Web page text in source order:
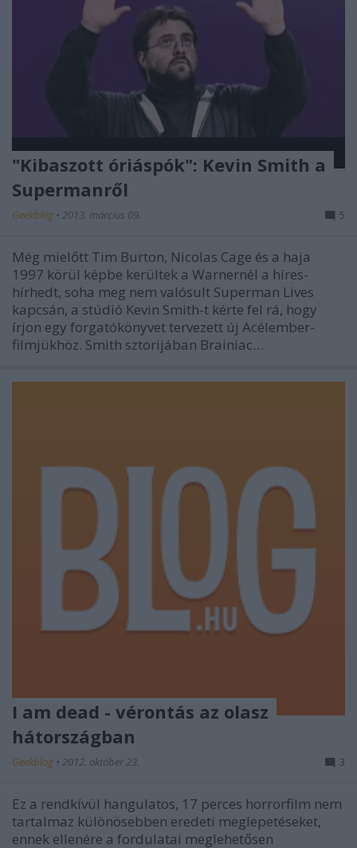
"Kibaszott óriáspók": Kevin Smith a
Supermanről
Geekblog • 2013. március 09. 5
Még mielőtt Tim Burton, Nicolas Cage és a haja
1997 körül képbe kerültek a Warnernél a híres-
hírhedt, soha meg nem valósult Superman Lives
kapcsán, a stúdió Kevin Smith-t kérte fel rá, hogy
írjon egy forgatókönyvet tervezett új Acélember-
filmjükhöz. Smith sztorijában Brainiac…
I am dead - vérontás az olasz
hátországban
Geekblog • 2012. október 23. 3
Ez a rendkívül hangulatos, 17 perces horrorfilm nem
tartalmaz különösebben eredeti meglepetéseket,
ennek ellenére a fordulatai meglehetősen